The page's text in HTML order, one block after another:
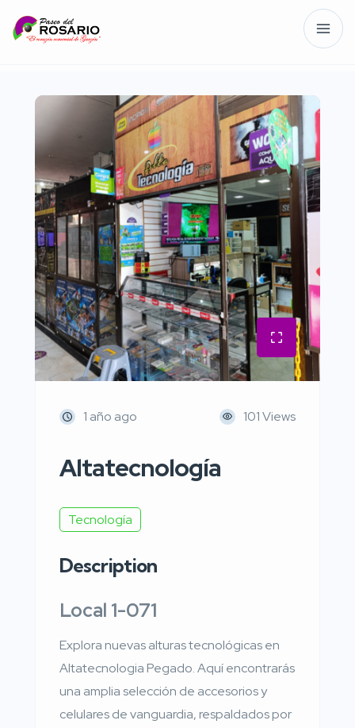
1 año ago 101 Views
Altatecnología
Tecnología
Description
Local 1-071
Explora nuevas alturas tecnológicas en
Altatecnologia Pegado. Aquí encontrarás
una amplia selección de accesorios y
celulares de vanguardia, respaldados por